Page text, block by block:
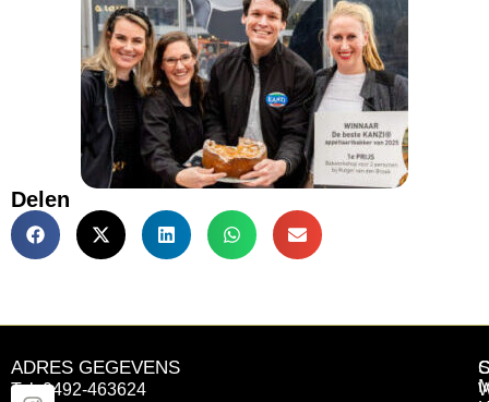
Delen
ADRES GEGEVENS
Tel: 0492-463624